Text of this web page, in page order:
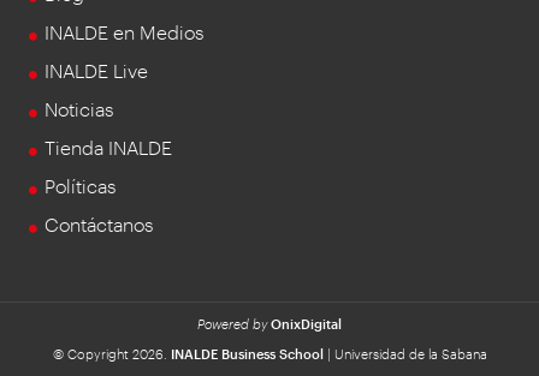
INALDE en Medios
INALDE Live
Noticias
Tienda INALDE
Políticas
Contáctanos
Powered by OnixDigital
© Copyright 2026.
INALDE Business School | Universidad de la Sabana